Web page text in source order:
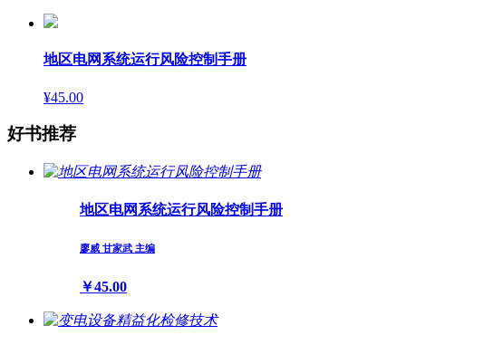
地区电网系统运行风险控制手册
¥45.00
好书推荐
地区电网系统运行风险控制手册
廖威 甘家武 主编
￥45.00